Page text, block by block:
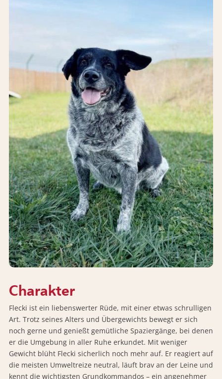
Charakter
Flecki ist ein liebenswerter Rüde, mit einer etwas schrulligen
Art. Trotz seines Alters und Übergewichts bewegt er sich
noch gerne und genießt gemütliche Spaziergänge, bei denen
er die Umgebung in aller Ruhe erkundet. Mit weniger
Gewicht blüht Flecki sicherlich noch mehr auf. Er reagiert auf
die meisten Umweltreize neutral, läuft brav an der Leine und
kennt die wichtigsten Grundkommandos – ein angenehmer